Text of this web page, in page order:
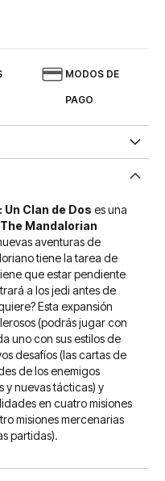
MODOS DE
PAGO
Clan de Dos es una
The Mandalorian
aventuras de
tiene la tarea de
que estar pendiente
a los jedi antes de
Esta expansión
(podrás jugar con
uno con sus estilos de
desafíos (las cartas de
de los enemigos
y nuevas tácticas) y
en cuatro misiones
misiones mercenarias
partidas).